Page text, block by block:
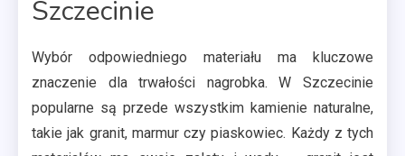
Szczecinie
Wybór odpowiedniego materiału ma kluczowe
znaczenie dla trwałości nagrobka. W Szczecinie
popularne są przede wszystkim kamienie naturalne,
takie jak granit, marmur czy piaskowiec. Każdy z tych